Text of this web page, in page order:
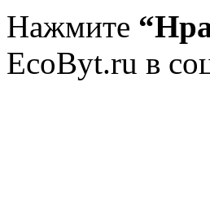
Нажмите
EcoByt.ru в